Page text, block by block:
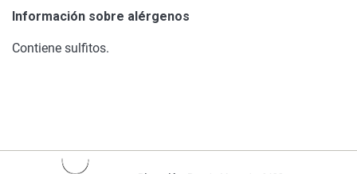
Información sobre alérgenos
Contiene sulfitos.